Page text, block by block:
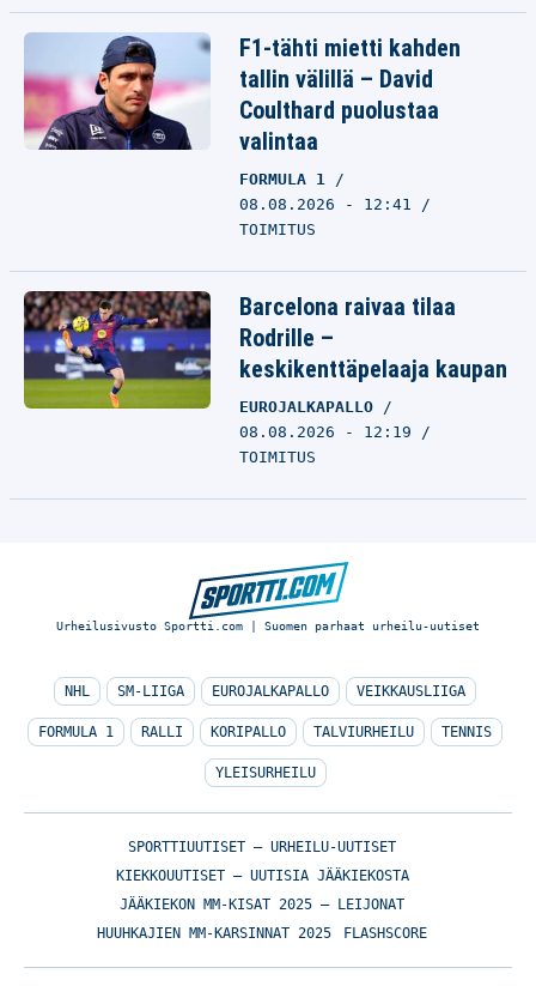
F1-tähti mietti kahden
tallin välillä – David
Coulthard puolustaa
valintaa
FORMULA 1
08.08.2026 - 12:41
TOIMITUS
Barcelona raivaa tilaa
Rodrille –
keskikenttäpelaaja kaupan
EUROJALKAPALLO
08.08.2026 - 12:19
TOIMITUS
Urheilusivusto Sportti.com | Suomen parhaat urheilu-uutiset
NHL SM-LIIGA EUROJALKAPALLO VEIKKAUSLIIGA
FORMULA 1 RALLI KORIPALLO TALVIURHEILU TENNIS
YLEISURHEILU
SPORTTIUUTISET – URHEILU-UUTISET
KIEKKOUUTISET – UUTISIA JÄÄKIEKOSTA
JÄÄKIEKON MM-KISAT 2025 – LEIJONAT
HUUHKAJIEN MM-KARSINNAT 2025
FLASHSCORE